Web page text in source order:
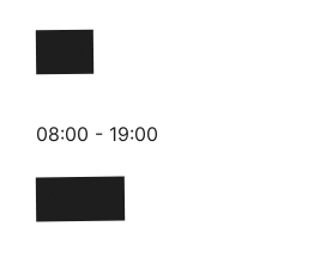
08:00 - 19:00